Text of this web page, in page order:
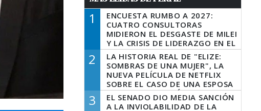
1
ENCUESTA RUMBO A 2027:
CUATRO CONSULTORAS
MIDIERON EL DESGASTE DE MILEI
Y LA CRISIS DE LIDERAZGO EN EL
PERONISMO
2
LA HISTORIA REAL DE "ELIZE:
SOMBRAS DE UNA MUJER", LA
NUEVA PELÍCULA DE NETFLIX
SOBRE EL CASO DE UNA ESPOSA
QUE DESCUARTIZÓ A SU
MARIDO
3
EL SENADO DIO MEDIA SANCIÓN
A LA INVIOLABILIDAD DE LA